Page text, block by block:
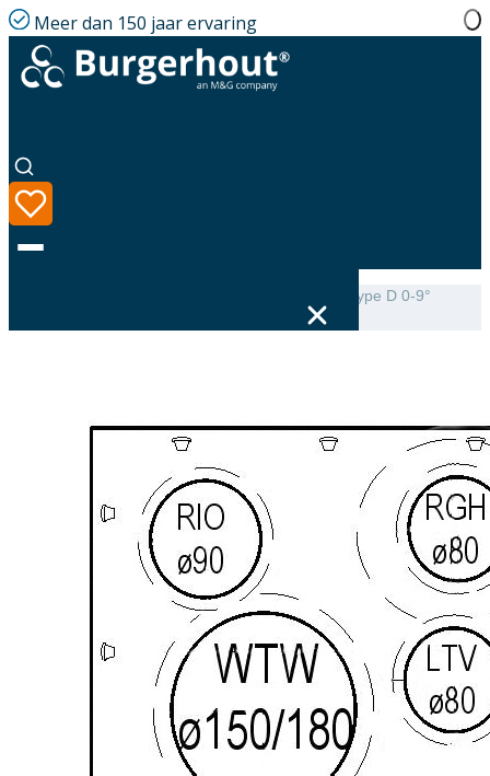
Meer dan 150 jaar ervaring
Downloads
Over ons
Mini-Delta Dakbeschotplaat type D 0-9°